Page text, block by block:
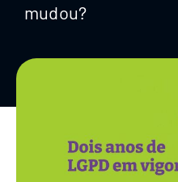
mudou?